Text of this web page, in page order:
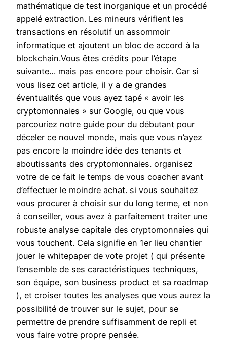
mathématique de test inorganique et un procédé
appelé extraction. Les mineurs vérifient les
transactions en résolutif un assommoir
informatique et ajoutent un bloc de accord à la
blockchain.Vous êtes crédits pour l’étape
suivante… mais pas encore pour choisir. Car si
vous lisez cet article, il y a de grandes
éventualités que vous ayez tapé « avoir les
cryptomonnaies » sur Google, ou que vous
parcouriez notre guide pour du débutant pour
déceler ce nouvel monde, mais que vous n’ayez
pas encore la moindre idée des tenants et
aboutissants des cryptomonnaies. organisez
votre de ce fait le temps de vous coacher avant
d’effectuer le moindre achat. si vous souhaitez
vous procurer à choisir sur du long terme, et non
à conseiller, vous avez à parfaitement traiter une
robuste analyse capitale des cryptomonnaies qui
vous touchent. Cela signifie en 1er lieu chantier
jouer le whitepaper de vote projet ( qui présente
l’ensemble de ses caractéristiques techniques,
son équipe, son business product et sa roadmap
), et croiser toutes les analyses que vous aurez la
possibilité de trouver sur le sujet, pour se
permettre de prendre suffisamment de repli et
vous faire votre propre pensée.